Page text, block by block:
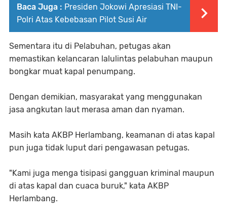
Baca Juga : Presiden Jokowi Apresiasi TNI-
Polri Atas Kebebasan Pilot Susi Air
Sementara itu di Pelabuhan, petugas akan
memastikan kelancaran lalulintas pelabuhan maupun
bongkar muat kapal penumpang.
Dengan demikian, masyarakat yang menggunakan
jasa angkutan laut merasa aman dan nyaman.
Masih kata AKBP Herlambang, keamanan di atas kapal
pun juga tidak luput dari pengawasan petugas.
"Kami juga menga tisipasi gangguan kriminal maupun
di atas kapal dan cuaca buruk," kata AKBP
Herlambang.